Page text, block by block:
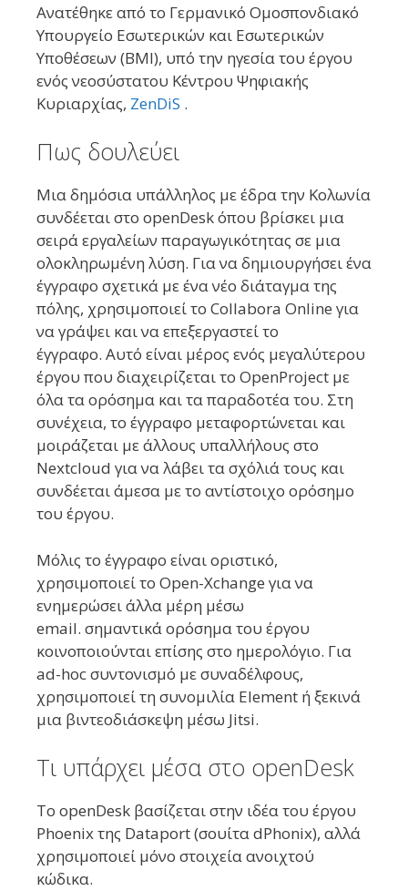
Ανατέθηκε από το Γερμανικό Ομοσπονδιακό
Υπουργείο Εσωτερικών και Εσωτερικών
Υποθέσεων (BMI), υπό την ηγεσία του έργου
ενός νεοσύστατου Κέντρου Ψηφιακής
Κυριαρχίας, ZenDiS .
Πως δουλεύει
Μια δημόσια υπάλληλος με έδρα την Κολωνία
συνδέεται στο openDesk όπου βρίσκει μια
σειρά εργαλείων παραγωγικότητας σε μια
ολοκληρωμένη λύση. Για να δημιουργήσει ένα
έγγραφο σχετικά με ένα νέο διάταγμα της
πόλης, χρησιμοποιεί το Collabora Online για
να γράψει και να επεξεργαστεί το
έγγραφο. Αυτό είναι μέρος ενός μεγαλύτερου
έργου που διαχειρίζεται το OpenProject με
όλα τα ορόσημα και τα παραδοτέα του. Στη
συνέχεια, το έγγραφο μεταφορτώνεται και
μοιράζεται με άλλους υπαλλήλους στο
Nextcloud για να λάβει τα σχόλιά τους και
συνδέεται άμεσα με το αντίστοιχο ορόσημο
του έργου.
Μόλις το έγγραφο είναι οριστικό,
χρησιμοποιεί το Open-Xchange για να
ενημερώσει άλλα μέρη μέσω
email. σημαντικά ορόσημα του έργου
κοινοποιούνται επίσης στο ημερολόγιο. Για
ad-hoc συντονισμό με συναδέλφους,
χρησιμοποιεί τη συνομιλία Element ή ξεκινά
μια βιντεοδιάσκεψη μέσω Jitsi.
Τι υπάρχει μέσα στο openDesk
Το openDesk βασίζεται στην ιδέα του έργου
Phoenix της Dataport (σουίτα dPhonix), αλλά
χρησιμοποιεί μόνο στοιχεία ανοιχτού
κώδικα.